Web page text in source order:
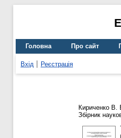
Головна Про сайт
Вхід Реєстрація
Кириченко В.
Збірник